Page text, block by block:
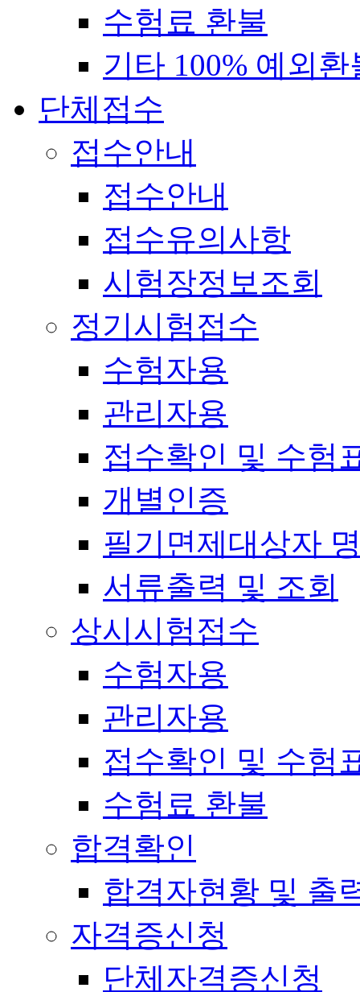
수험료 환불
기타 100% 예외환
단체접수
접수안내
접수안내
접수유의사항
시험장정보조회
정기시험접수
수험자용
관리자용
접수확인 및 수험
개별인증
필기면제대상자
서류출력 및 조회
상시시험접수
수험자용
관리자용
접수확인 및 수험
수험료 환불
합격확인
합격자현황 및 출
자격증신청
단체자격증신청